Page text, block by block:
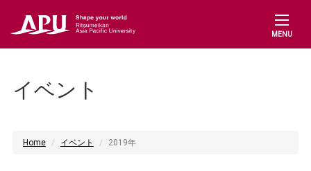
MENU
イベント
Home イベント 2019年